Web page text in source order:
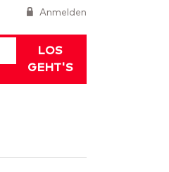
Anmelden
LOS
GEHT'S